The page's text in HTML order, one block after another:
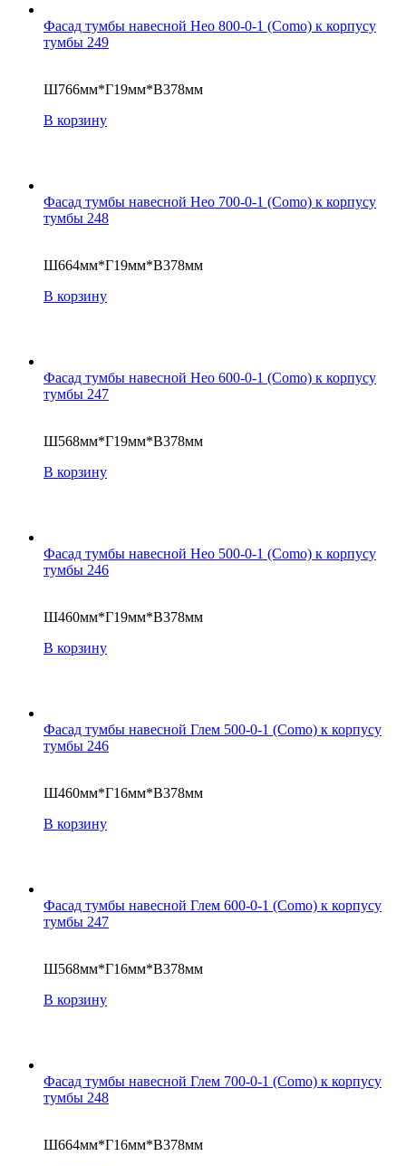
Фасад тумбы навесной Нео 800-0-1 (Como) к корпусу
тумбы 249
Ш766мм*Г19мм*В378мм
В корзину
Фасад тумбы навесной Нео 700-0-1 (Como) к корпусу
тумбы 248
Ш664мм*Г19мм*В378мм
В корзину
Фасад тумбы навесной Нео 600-0-1 (Como) к корпусу
тумбы 247
Ш568мм*Г19мм*В378мм
В корзину
Фасад тумбы навесной Нео 500-0-1 (Como) к корпусу
тумбы 246
Ш460мм*Г19мм*В378мм
В корзину
Фасад тумбы навесной Глем 500-0-1 (Como) к корпусу
тумбы 246
Ш460мм*Г16мм*В378мм
В корзину
Фасад тумбы навесной Глем 600-0-1 (Como) к корпусу
тумбы 247
Ш568мм*Г16мм*В378мм
В корзину
Фасад тумбы навесной Глем 700-0-1 (Como) к корпусу
тумбы 248
Ш664мм*Г16мм*В378мм